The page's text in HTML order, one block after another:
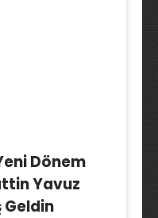
Dönem
Yavuz
Geldin